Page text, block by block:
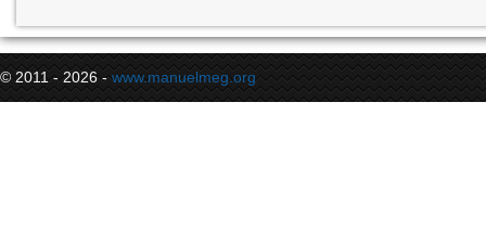
© 2011 - 2026 - www.manuelmeg.org